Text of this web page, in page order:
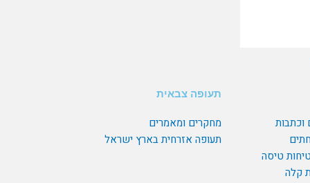
טיסה
קלה
תעופה צבאית
מחקרים ומאמרים
תעופה אזרחית בארץ ישראל